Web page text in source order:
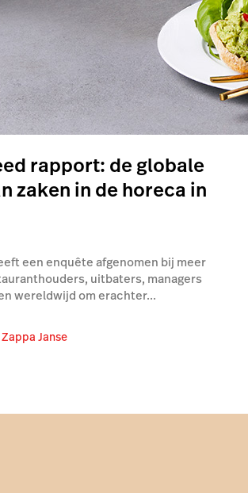
rapport: de globale
zaken in de horeca in
een enquête afgenomen bij meer
uitbaters, managers
wereldwijd om erachter...
Janse